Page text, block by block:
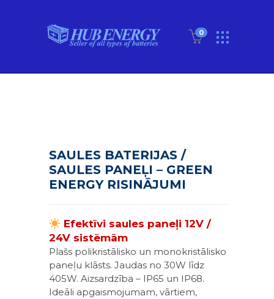
0
SAULES BATERIJAS /
SAULES PANEĻI – GREEN
ENERGY RISINĀJUMI
Efektīvi saules paneļi 12V /
24V sistēmām
Plašs polikristālisko un monokristālisko
paneļu klāsts. Jaudas no 30W līdz
405W. Aizsardzība – IP65 un IP68.
Ideāli apgaismojumam, vārtiem,